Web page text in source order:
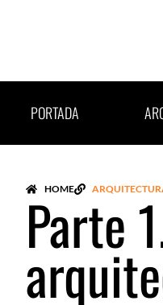
PORTADA
HOME
Parte